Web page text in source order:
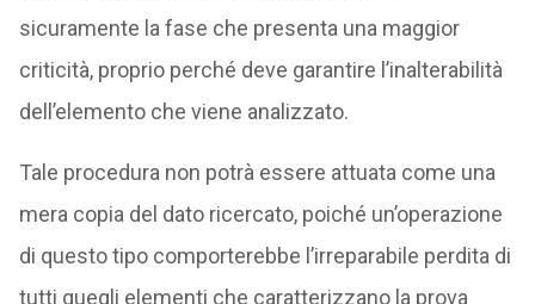
sicuramente la fase che presenta una maggior
criticità, proprio perché deve garantire l’inalterabilità
dell’elemento che viene analizzato.
Tale procedura non potrà essere attuata come una
mera copia del dato ricercato, poiché un’operazione
di questo tipo comporterebbe l’irreparabile perdita di
tutti quegli elementi che caratterizzano la prova